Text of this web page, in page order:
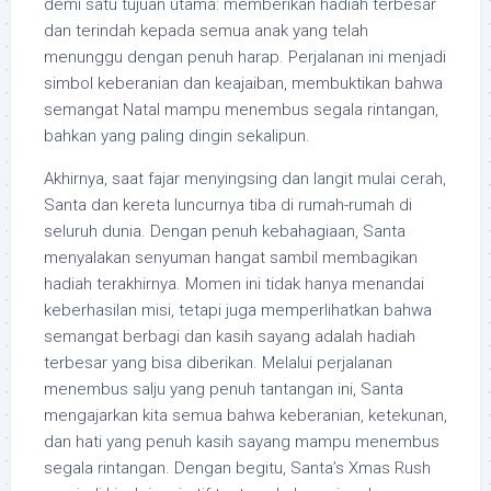
demi satu tujuan utama: memberikan hadiah terbesar
dan terindah kepada semua anak yang telah
menunggu dengan penuh harap. Perjalanan ini menjadi
simbol keberanian dan keajaiban, membuktikan bahwa
semangat Natal mampu menembus segala rintangan,
bahkan yang paling dingin sekalipun.
Akhirnya, saat fajar menyingsing dan langit mulai cerah,
Santa dan kereta luncurnya tiba di rumah-rumah di
seluruh dunia. Dengan penuh kebahagiaan, Santa
menyalakan senyuman hangat sambil membagikan
hadiah terakhirnya. Momen ini tidak hanya menandai
keberhasilan misi, tetapi juga memperlihatkan bahwa
semangat berbagi dan kasih sayang adalah hadiah
terbesar yang bisa diberikan. Melalui perjalanan
menembus salju yang penuh tantangan ini, Santa
mengajarkan kita semua bahwa keberanian, ketekunan,
dan hati yang penuh kasih sayang mampu menembus
segala rintangan. Dengan begitu, Santa’s Xmas Rush